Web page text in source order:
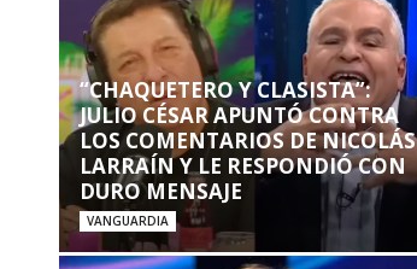
“CHAQUETERO Y CLASISTA”:
JULIO CÉSAR APUNTÓ CONTRA
LOS COMENTARIOS DE NICOLÁS
LARRAÍN Y LE RESPONDIÓ CON
DURO MENSAJE
VANGUARDIA